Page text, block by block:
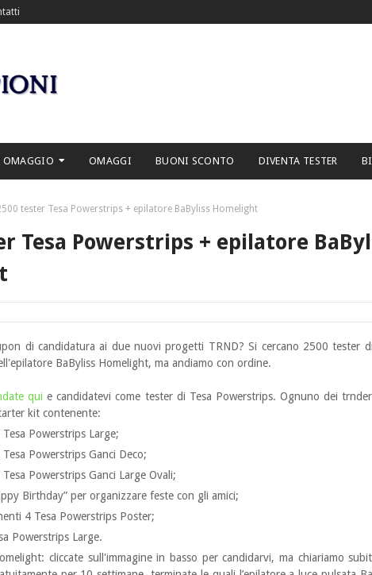
OMAGGI BUONI SCONTO DIVENTA TESTER
tester Tesa Powerstrips + epilatore BaByliss Homelight
Tesa Powerstrips + epilatore
di candidatura ai due nuovi progetti TRND? Si cercano 2500 tester
BaByliss Homelight, ma andiamo con ordine.
qui e candidatevi come tester di Tesa Powerstrips. Ognuno dei
kit contenente:
Powerstrips Large;
Powerstrips Ganci Deco;
Powerstrips Ganci Large Ovali;
Birthday” per organizzare feste con gli amici;
4 Tesa Powerstrips Poster;
Powerstrips Large.
cliccate sull'immagine in basso per candidarvi, ma chiariamo